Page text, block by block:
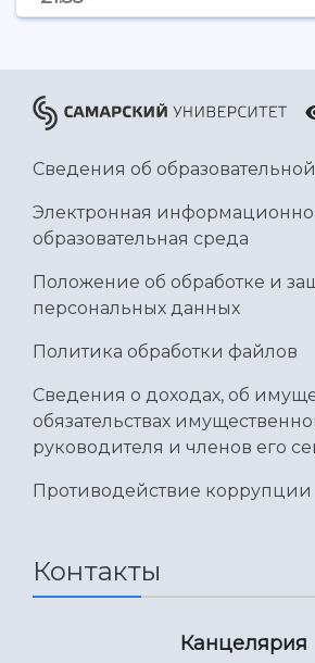
Умный дом бабочек
Сведения об
Сведения об
Электронная
образовательная среда
Положение об обработке и
персональных данных
Политика обработки файлов
Сведения о доходах, об
обязательствах
руководителя и членов его
Противодействие коррупции
Контакты
Канцелярия